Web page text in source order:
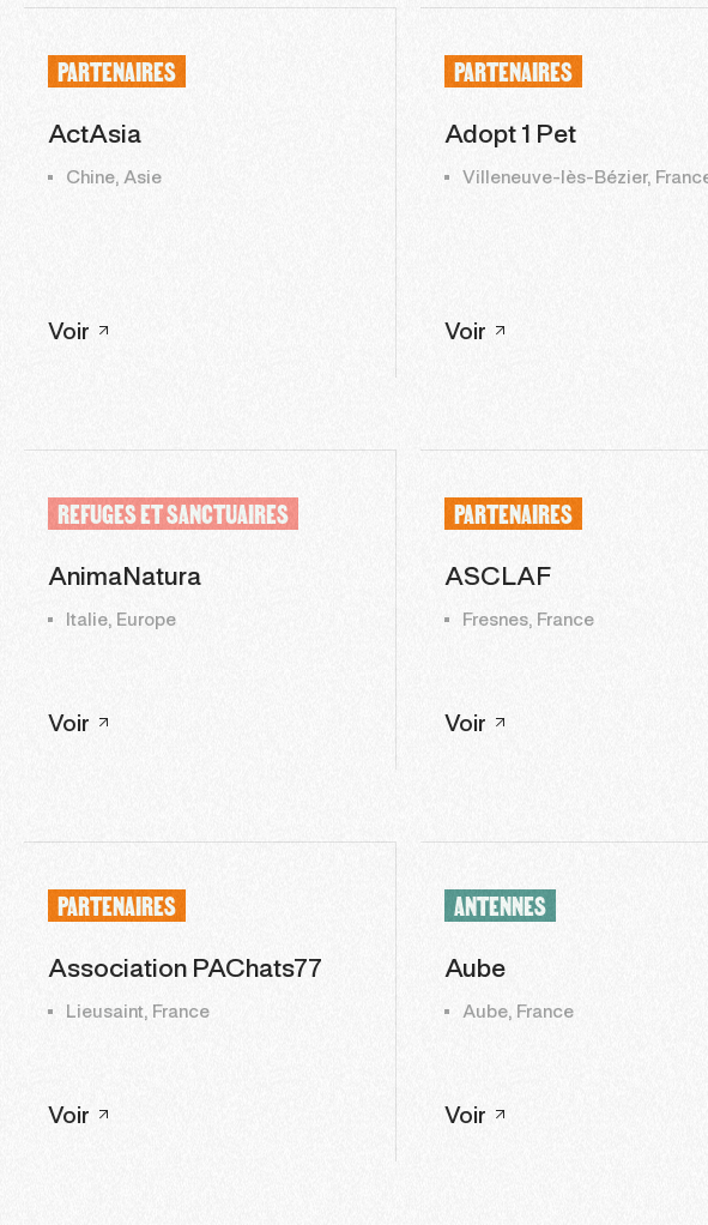
PARTENAIRES
ActAsia
Chine, Asie
Voir
PARTENAIRES
Adopt 1 Pet
Villeneuve-lès-Bézier,
Voir
REFUGES ET SANCTUAIRES
AnimaNatura
Italie, Europe
Voir
PARTENAIRES
ASCLAF
Fresnes, France
Voir
PARTENAIRES
Association PAChats77
Lieusaint, France
Voir
ANTENNES
Aube
Aube, France
Voir